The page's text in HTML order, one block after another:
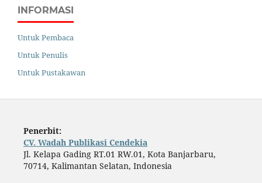
INFORMASI
Untuk Pembaca
Untuk Penulis
Untuk Pustakawan
Penerbit:
CV. Wadah Publikasi Cendekia
Jl. Kelapa Gading RT.01 RW.01, Kota Banjarbaru,
70714, Kalimantan Selatan, Indonesia